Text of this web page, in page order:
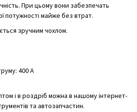
При цьому вони забезпечать
потужності майже без втрат.
зручним чохлом.
400 А
і в роздріб можна в нашому інтернет-
та автозапчастин.